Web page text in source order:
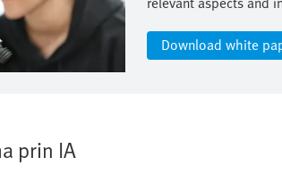
Download white
prin IA